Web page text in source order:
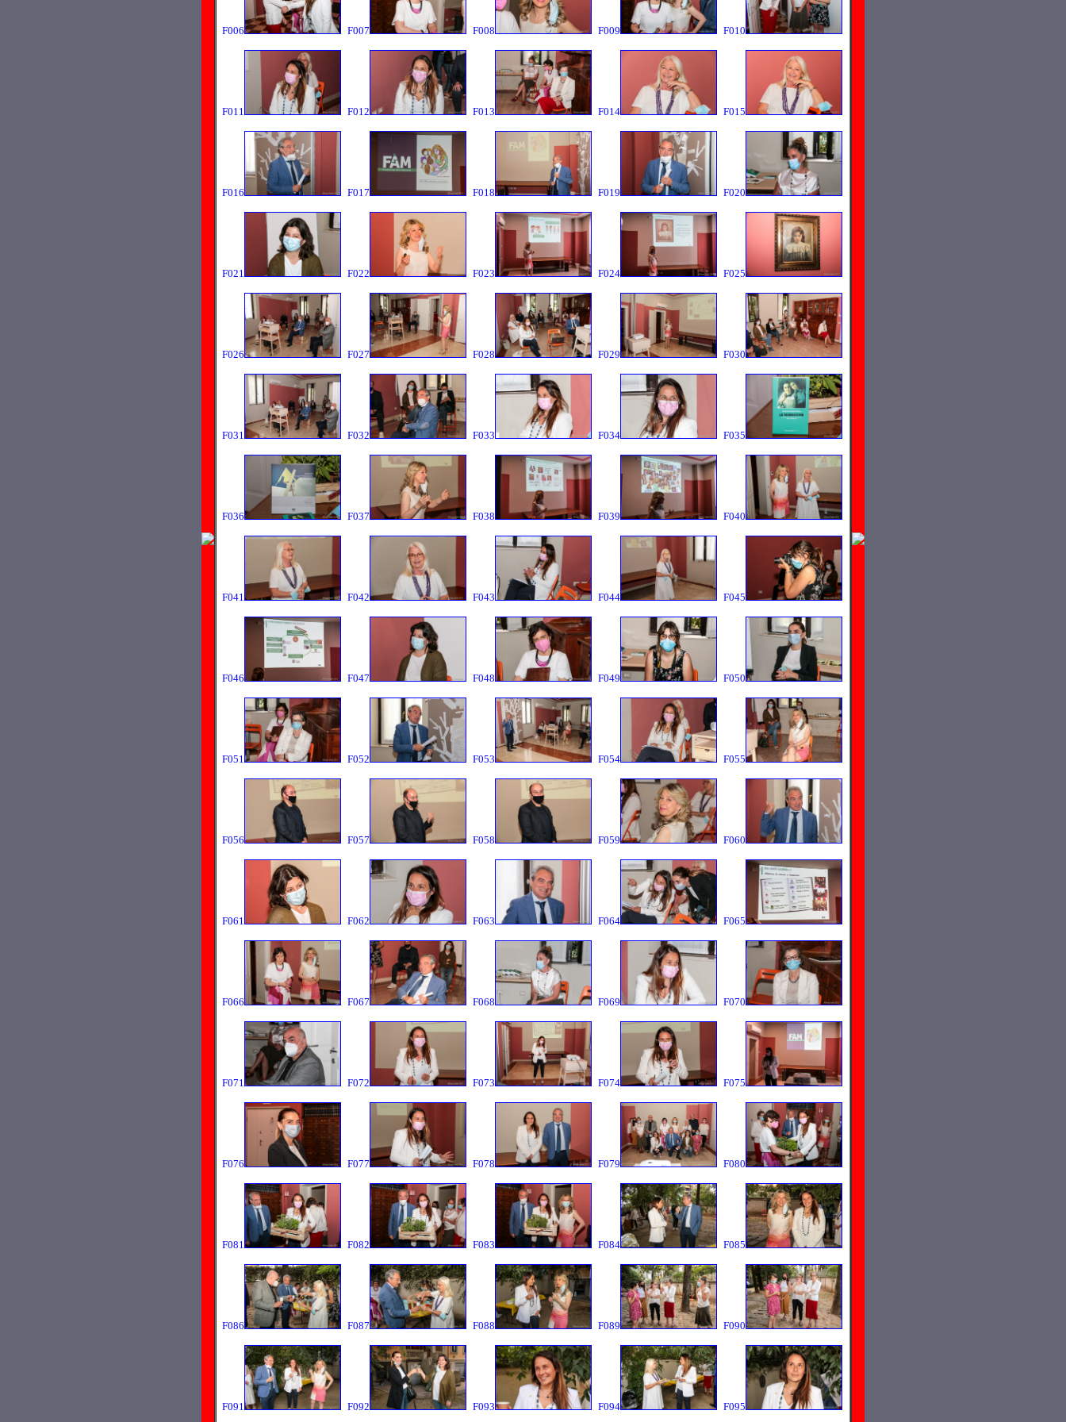
F006 F007 F008 F009 F010
F011 F012 F013 F014 F015
F016 F017 F018 F019 F020
F021 F022 F023 F024 F025
F026 F027 F028 F029 F030
F031 F032 F033 F034 F035
F036 F037 F038 F039 F040
F041 F042 F043 F044 F045
F046 F047 F048 F049 F050
F051 F052 F053 F054 F055
F056 F057 F058 F059 F060
F061 F062 F063 F064 F065
F066 F067 F068 F069 F070
F071 F072 F073 F074 F075
F076 F077 F078 F079 F080
F081 F082 F083 F084 F085
F086 F087 F088 F089 F090
F091 F092 F093 F094 F095